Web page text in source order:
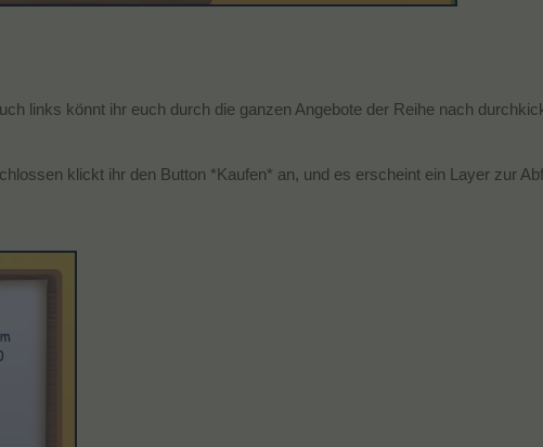
links könnt ihr euch durch die ganzen Angebote der Reihe nach
klickt ihr den Button *Kaufen* an, und es erscheint ein Layer zur